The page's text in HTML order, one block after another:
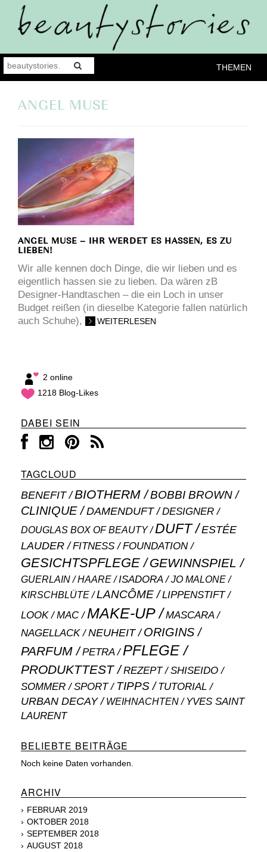
THEMEN
ANGEL MUSE
ANGEL MUSE – IHR WERDET ES HASSEN, ES ZU
LIEBEN!
Wir alle kennen doch Dinge, die wir lieben und es
eigentlich hassen sie zu lieben. Da wären zB
Designer-Handtaschen – die ein Loch in unser
Budget reißen (in dieselbe Kategorie fallen natürlich
auch Schuhe),
WEITERLESEN
2 online
1218 Blog-Likes
DABEI SEIN
TAGCLOUD
BENEFIT BIOTHERM BOBBI BROWN
CLINIQUE DAMENDUFT DESIGNER
DOUGLAS BOX OF BEAUTY DUFT
ESTÉE
LAUDER
FITNESS FOUNDATION
GESICHTSPFLEGE GEWINNSPIEL
GUERLAIN HAARE ISADORA JO MALONE
KIRSCHBLÜTE LANCÔME LIPPENSTIFT
LOOK MAC MAKE-UP MASCARA
NAGELLACK NEUHEIT ORIGINS
PARFUM PETRA PFLEGE
PRODUKTTEST REZEPT SHISEIDO
SOMMER SPORT TIPPS TUTORIAL
URBAN DECAY WEIHNACHTEN
YVES SAINT
LAURENT
BELIEBTE BEITRÄGE
Noch keine Daten vorhanden.
ARCHIV
FEBRUAR 2019
OKTOBER 2018
SEPTEMBER 2018
AUGUST 2018